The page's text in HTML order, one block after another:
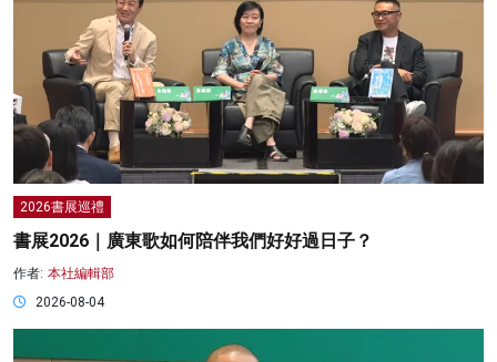
2026書展巡禮
書展2026｜廣東歌如何陪伴我們好好過日子？
作者: 本社編輯部
2026-08-04